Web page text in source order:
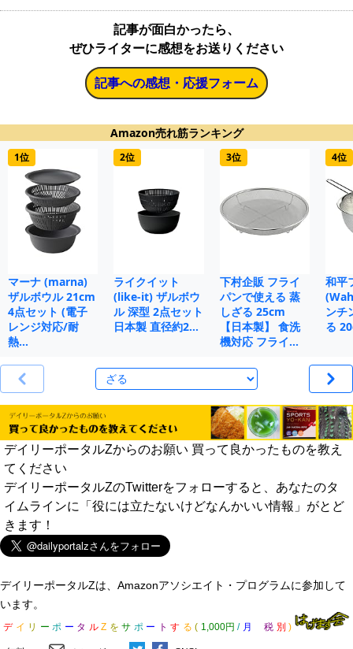
記事が面白かったら、
ぜひライターに感想をお送りください
記事への感想・応援フォーム
Amazon売れ筋ランキング
1位
マーナ (marna)
ザルボウル 21cm
4点セット (電子
レンジ対応/耐
熱…
2位
ライクイット
(like-it) ザルボウ
ル 深型 2点セット
日本製 直径約2…
3位
下村企販 フライ
パンで使える 蒸
しざる 25cm
【日本製】 食洗
機対応 フライ…
4位
和平
ンチ
る
デイリーポータルZからのお願い 買って良かったものを教え
てください
デイリーポータルZのTwitterをフォローすると、あなたのタ
イムラインに「役には立たないけどなんかいい情報」がとど
きます！
デイリーポータルZは、Amazonアソシエイト・プログラムに参加して
います。
デ イ リ ー ポ ー タ ル Z を サ ポ ー ト す る ( 1,000円 / 月 税 別 )